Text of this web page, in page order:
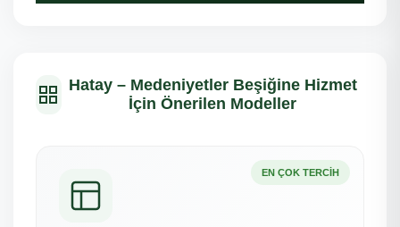
Hatay – Medeniyetler Beşiğine Hizmet
İçin Önerilen Modeller
EN ÇOK TERCIH